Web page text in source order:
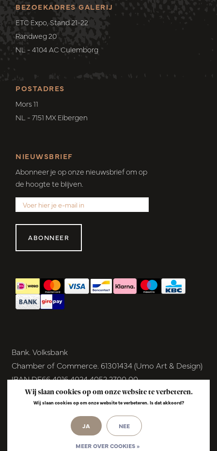
POSTADRES
Mors 11
NL - 7151 MX Eibergen
BEZOEKADRES GALERIJ
ETC Expo, Stand 21-22
Randweg 20
NL - 4104 AC Culemborg
NIEUWSBRIEF
Abonneer je op onze nieuwsbrief om op
de hoogte te blijven.
ABONNEER
Bank. Volksbank
Chamber of Commerce. 61301434 (Umo Art & Design)
IBAN DE66 4016 4024 4052 2700 00
BIC GENODEM1GRN
VAT NL854291040B01
© Copyright 2026 - Umo Art & Design |
Wij slaan cookies op om onze website te verbeteren.
Wij slaan cookies op om onze website te verbeteren. Is dat akkoord?
JA NEE
MEER OVER COOKIES »